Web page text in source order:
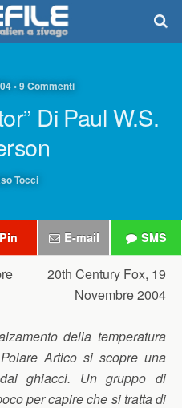
• 9 Commenti
Di Paul W.S.
Tocci
Pin E-mail SMS
20th Century Fox, 19
Novembre 2004
della temperatura
Artico si scopre una
ghiacci. Un gruppo di
per capire che si tratta di